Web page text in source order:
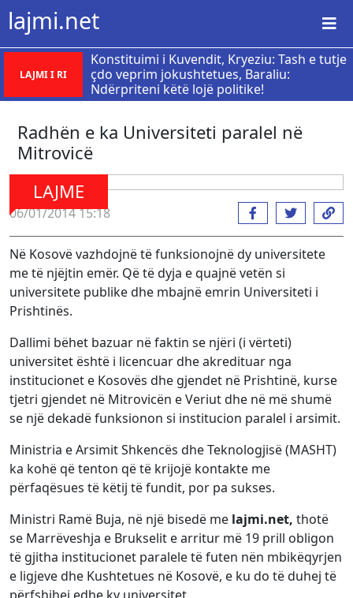
lajmi.net
LAJMI I RI
​Konstituimi i Kuvendit, Kryeziu: Tash e tutje
çdo veprim jokushtetues, Baraliu:
Ndërpriteni këtë lojë politike!
Radhën e ka Universiteti paralel në
Mitrovicë
LAJME
06/01/2014 15:18
Në Kosovë vazhdojnë të funksionojnë dy universitete
me të njëjtin emër. Që të dyja e quajnë vetën si
universitete publike dhe mbajnë emrin Universiteti i
Prishtinës.
Dallimi bëhet bazuar në faktin se njëri (i vërteti)
universitet është i licencuar dhe akredituar nga
institucionet e Kosovës dhe gjendet në Prishtinë, kurse
tjetri gjendet në Mitrovicën e Veriut dhe në më shumë
se një dekadë funksionon si institucion paralel i arsimit.
Ministria e Arsimit Shkencës dhe Teknologjisë (MASHT)
ka kohë që tenton që të krijojë kontakte me
përfaqësues të këtij të fundit, por pa sukses.
Ministri Ramë Buja, në një bisedë me lajmi.net, thotë
se Marrëveshja e Brukselit e arritur më 19 prill obligon
të gjitha institucionet paralele të futen nën mbikëqyrjen
e ligjeve dhe Kushtetues në Kosovë, e ku do të duhej të